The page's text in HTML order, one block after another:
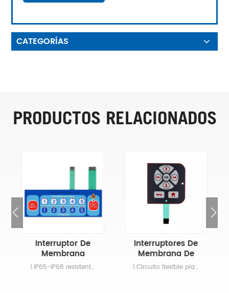
CATEGORÍAS
PRODUCTOS RELACIONADOS
Interruptor De
Membrana
Flexible LED
1.IP65-IP68 resistente al agua2.Táctil y no táctil3. Circuito flexible plateado4. LED, resistencias y sensores integrados5. Diseño de protección UV6. Retroiluminación de fibra óptica y electroluminiscente, retroiluminación EL, efecto de retroiluminación LED, retroiluminación de película Light Guild (LGF o LGP), retroiluminación de fibra óptica.7. Diseño antiestático ESD: utilizando papel de aluminio, impresión con plasma AG o C, película antiestática ITO
Interruptores De
Membrana De
Plata FFC
Personalizados
1.Circuito flexible plateado2. LED, resistencias y sensores integrados3. Retroiluminación de fibra óptica y electroluminiscente, retroiluminación EL, efecto de retroiluminación LED, retroiluminación de película Light Guild (LGF o LGP), retroiluminación de fibra óptica4. Requisito de impermeabilidad y diseño de protección UV.5. Táctil y no táctil6. Diseño antiestático ESD: utilizando papel de aluminio, impresión con plasma AG o C, película antiestática ITO